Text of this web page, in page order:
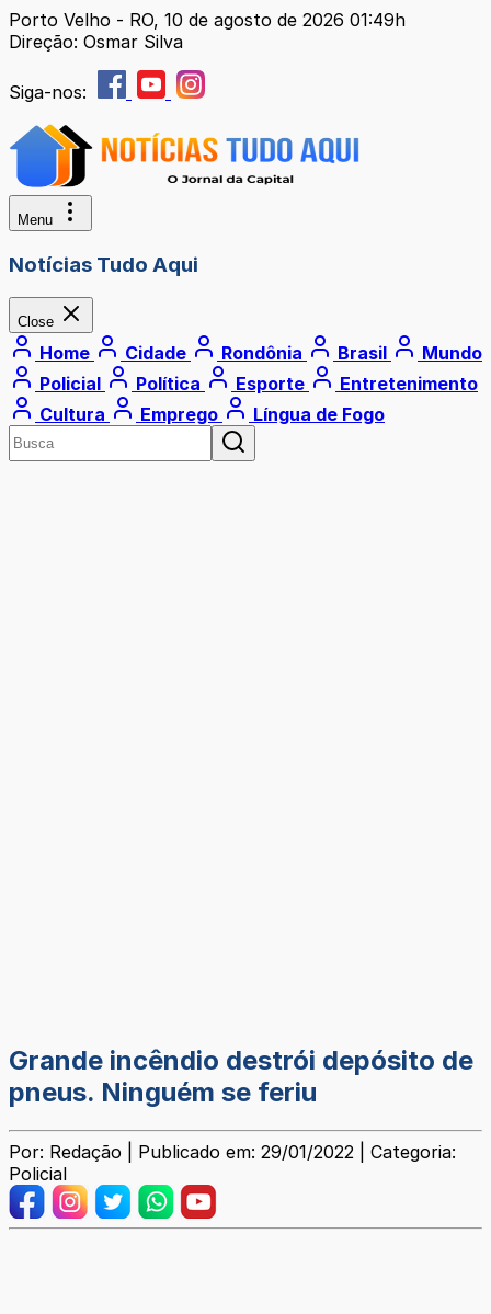
Porto Velho - RO, 10 de agosto de 2026 01:49h
Direção: Osmar Silva
Siga-nos:
Menu
Notícias Tudo Aqui
Close
Home Cidade Rondônia Brasil
Mundo
Policial
Política Esporte
Entretenimento
Cultura
Emprego Língua de Fogo
Grande incêndio destrói depósito de
pneus. Ninguém se feriu
Por: Redação | Publicado em: 29/01/2022 | Categoria:
Policial